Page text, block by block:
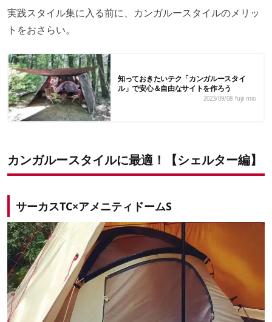
実践スタイル集に入る前に、カンガルースタイルのメリッ
トをおさらい。
知っておきたいテク「カンガルースタイ
ル」で安心＆自由なサイトを作ろう
2023/09/08 fujii mio
カンガルースタイルに最適！【シェルター編】
サーカスTC×アメニティドームS